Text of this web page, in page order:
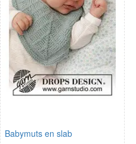
Babymuts en slab